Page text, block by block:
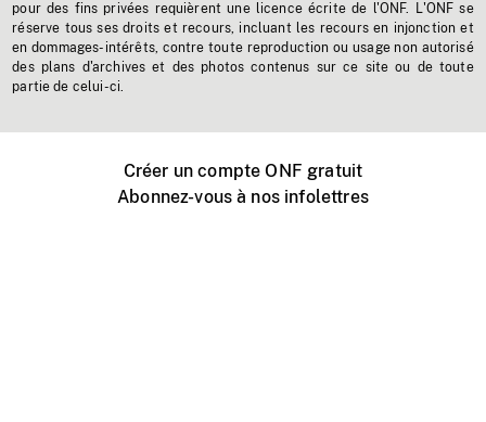
pour des fins privées requièrent une licence écrite de l'ONF. L'ONF se
réserve tous ses droits et recours, incluant les recours en injonction et
en dommages-intérêts, contre toute reproduction ou usage non autorisé
des plans d'archives et des photos contenus sur ce site ou de toute
partie de celui-ci.
Créer un compte ONF gratuit
Abonnez-vous à nos infolettres